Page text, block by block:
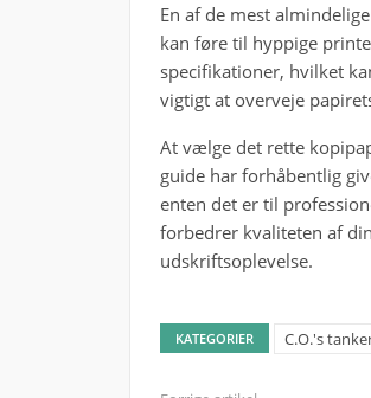
En af de mest
kan føre til hyppige
specifikationer, hvilket
vigtigt at overveje
At vælge det rette
guide har forhåbentlig
enten det er til
forbedrer kvaliteten af
udskriftsoplevelse.
KATEGORIER C.O.'s